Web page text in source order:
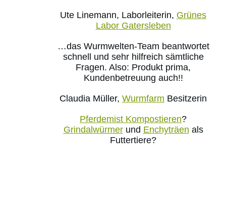
Ute Linemann, Laborleiterin, Grünes
Labor Gatersleben
…das Wurmwelten-Team beantwortet
schnell und sehr hilfreich sämtliche
Fragen. Also: Produkt prima,
Kundenbetreuung auch!!
Claudia Müller, Wurmfarm Besitzerin
Pferdemist Kompostieren?
Grindalwürmerund Enchyträen als
Futtertiere?